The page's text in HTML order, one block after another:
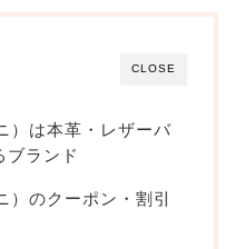
CLOSE
）は本革・レザーバ
ブランド
）のクーポン・割引